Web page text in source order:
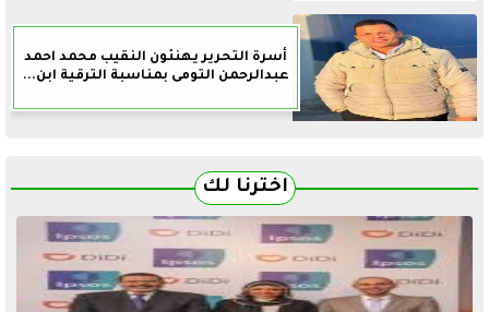
أسرة التحرير يهنئون النقيب محمد احمد
عبدالرحمن التومى بمناسبة الترقية ابن...
اخترنا لك